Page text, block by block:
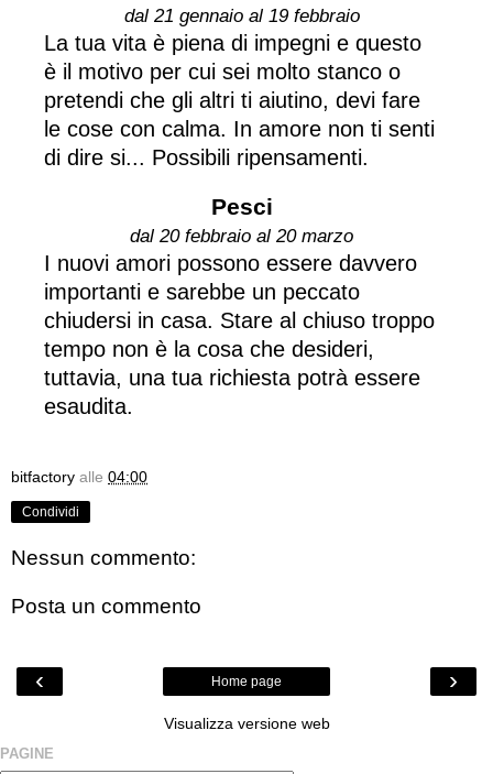
dal 21 gennaio al 19 febbraio
La tua vita è piena di impegni e questo
è il motivo per cui sei molto stanco o
pretendi che gli altri ti aiutino, devi fare
le cose con calma. In amore non ti senti
di dire si... Possibili ripensamenti.
Pesci
dal 20 febbraio al 20 marzo
I nuovi amori possono essere davvero
importanti e sarebbe un peccato
chiudersi in casa. Stare al chiuso troppo
tempo non è la cosa che desideri,
tuttavia, una tua richiesta potrà essere
esaudita.
bitfactory alle 04:00
Condividi
Nessun commento:
Posta un commento
‹ ›
Home page
Visualizza versione web
PAGINE